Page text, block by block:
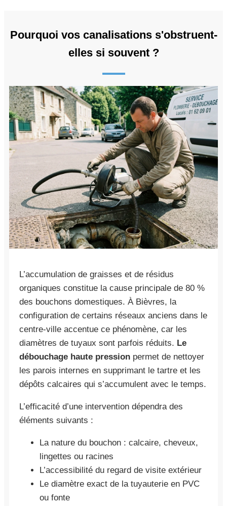
Pourquoi vos canalisations s'obstruent-
elles si souvent ?
L’accumulation de graisses et de résidus
organiques constitue la cause principale de 80 %
des bouchons domestiques. À Bièvres, la
configuration de certains réseaux anciens dans le
centre-ville accentue ce phénomène, car les
diamètres de tuyaux sont parfois réduits. Le
débouchage haute pression permet de nettoyer
les parois internes en supprimant le tartre et les
dépôts calcaires qui s’accumulent avec le temps.
L’efficacité d’une intervention dépendra des
éléments suivants :
La nature du bouchon : calcaire, cheveux,
lingettes ou racines
L’accessibilité du regard de visite extérieur
Le diamètre exact de la tuyauterie en PVC
ou fonte